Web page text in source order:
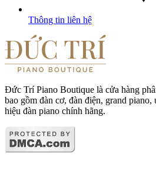
Thông tin liên hệ
Đức Trí Piano Boutique là cửa hàng
bao gồm đàn cơ, đàn điện, grand
hiệu đàn piano chính hãng.